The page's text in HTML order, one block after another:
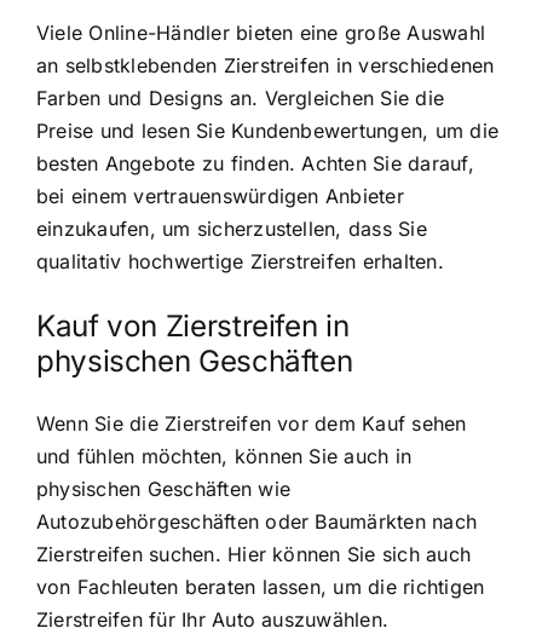
Viele Online-Händler bieten eine große Auswahl
an selbstklebenden Zierstreifen in verschiedenen
Farben und Designs an. Vergleichen Sie die
Preise und lesen Sie Kundenbewertungen, um die
besten Angebote zu finden. Achten Sie darauf,
bei einem vertrauenswürdigen Anbieter
einzukaufen, um sicherzustellen, dass Sie
qualitativ hochwertige Zierstreifen erhalten.
Kauf von Zierstreifen in
physischen Geschäften
Wenn Sie die Zierstreifen vor dem Kauf sehen
und fühlen möchten, können Sie auch in
physischen Geschäften wie
Autozubehörgeschäften oder Baumärkten nach
Zierstreifen suchen. Hier können Sie sich auch
von Fachleuten beraten lassen, um die richtigen
Zierstreifen für Ihr Auto auszuwählen.